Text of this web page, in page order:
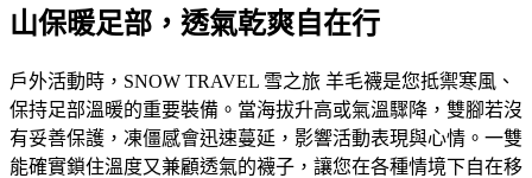
山保暖足部，透氣乾爽自在行
戶外活動時，SNOW TRAVEL 雪之旅 羊毛襪是您抵禦寒風、
保持足部溫暖的重要裝備。當海拔升高或氣溫驟降，雙腳若沒
有妥善保護，凍僵感會迅速蔓延，影響活動表現與心情。一雙
能確實鎖住溫度又兼顧透氣的襪子，讓您在各種情境下自在移